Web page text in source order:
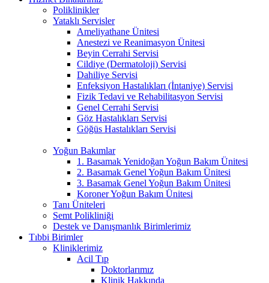
Poliklinikler
Yataklı Servisler
Ameliyathane Ünitesi
Anestezi ve Reanimasyon Ünitesi
Beyin Cerrahi Servisi
Cildiye (Dermatoloji) Servisi
Dahiliye Servisi
Enfeksiyon Hastalıkları (İntaniye) Servisi
Fizik Tedavi ve Rehabilitasyon Servisi
Genel Cerrahi Servisi
Göz Hastalıkları Servisi
Göğüs Hastalıkları Servisi
Yoğun Bakımlar
1. Basamak Yenidoğan Yoğun Bakım Ünitesi
2. Basamak Genel Yoğun Bakım Ünitesi
3. Basamak Genel Yoğun Bakım Ünitesi
Koroner Yoğun Bakım Ünitesi
Tanı Üniteleri
Semt Polikliniği
Destek ve Danışmanlık Birimlerimiz
Tıbbi Birimler
Kliniklerimiz
Acil Tıp
Doktorlarımız
Klinik Hakkında